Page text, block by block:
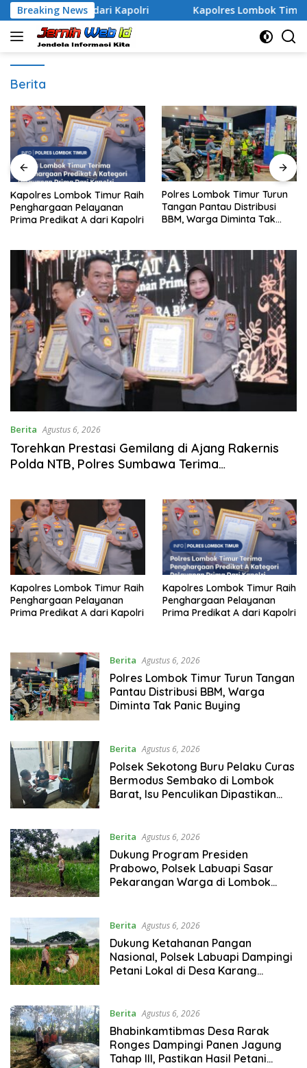
Langsung
ke
konten
Breaking News
A dari Kapolri Kapolres Lombok Timur Raih
Berita
Polres Lombok Timur Turun
Tangan Pantau Distribusi
BBM, Warga Diminta Tak
Polsek Sekotong Buru Pelaku
Curas Bermodus Sembako di
Lombok Barat, Isu Penculikan
Berita Agustus 6, 2026
Torehkan Prestasi Gemilang di Ajang Rakernis
Polda NTB, Polres Sumbawa Terima
Kapolres Lombok Timur Raih
Penghargaan Pelayanan
Prima Predikat A dari Kapolri
Kapolres Lombok Timur Raih
Penghargaan Pelayanan
Prima Predikat A dari Kapolri
Berita Agustus 6, 2026
Polres Lombok Timur Turun Tangan
Pantau Distribusi BBM, Warga
Diminta Tak Panic Buying
Berita Agustus 6, 2026
Polsek Sekotong Buru Pelaku Curas
Bermodus Sembako di Lombok
Barat, Isu Penculikan Dipastikan
Berita Agustus 6, 2026
Dukung Program Presiden
Prabowo, Polsek Labuapi Sasar
Pekarangan Warga di Lombok
Berita Agustus 6, 2026
Dukung Ketahanan Pangan
Nasional, Polsek Labuapi Dampingi
Petani Lokal di Desa Karang
Berita Agustus 6, 2026
Bhabinkamtibmas Desa Rarak
Ronges Dampingi Panen Jagung
Tahap III, Pastikan Hasil Petani